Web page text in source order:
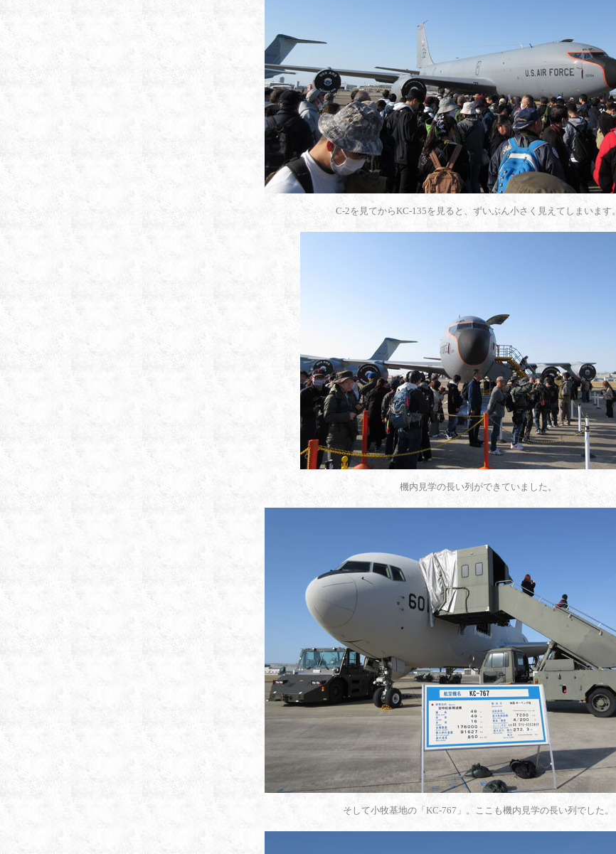
C-2を見てからKC-135を見ると、ずいぶん小さく見えてしまいます。
機内見学の長い列ができていました。
そして小牧基地の「KC-767」。ここも機内見学の長い列でした。